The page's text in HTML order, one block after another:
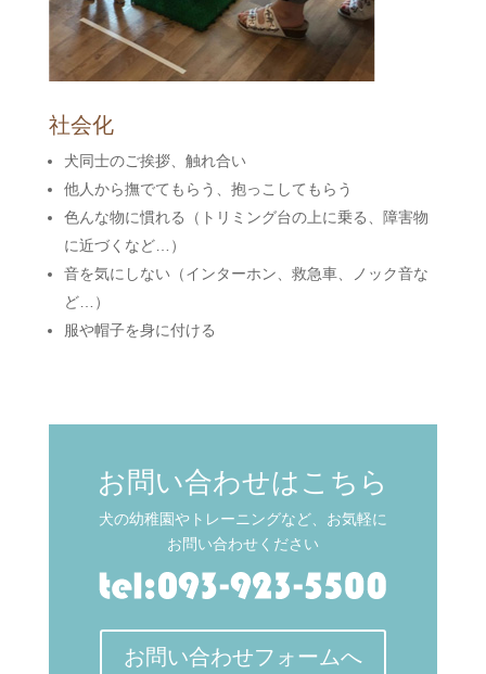
社会化
犬同士のご挨拶、触れ合い
他人から撫でてもらう、抱っこしてもらう
色んな物に慣れる（トリミング台の上に乗る、障害物
に近づくなど…）
音を気にしない（インターホン、救急車、ノック音な
ど…）
服や帽子を身に付ける
お問い合わせはこちら
犬の幼稚園やトレーニングなど、お気軽に
お問い合わせください
お問い合わせフォームへ